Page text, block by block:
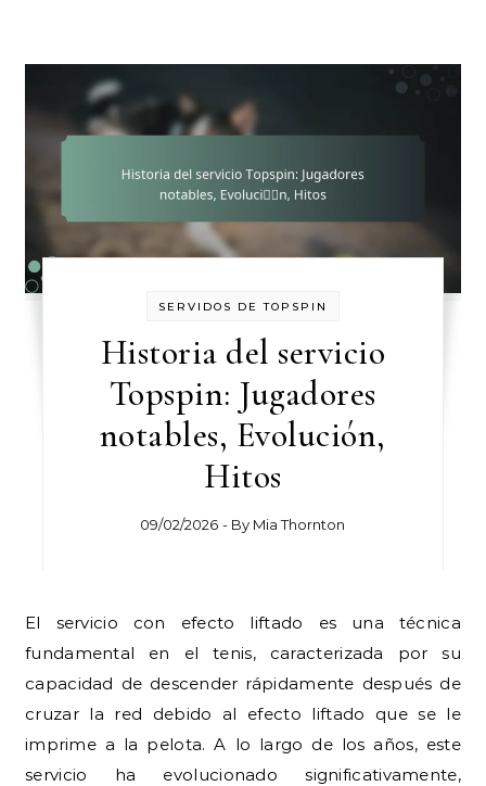
SERVIDOS DE TOPSPIN
Historia del servicio
Topspin: Jugadores
notables, Evolución,
Hitos
09/02/2026 - By Mia Thornton
El servicio con efecto liftado es una técnica
fundamental en el tenis, caracterizada por su
capacidad de descender rápidamente después de
cruzar la red debido al efecto liftado que se le
imprime a la pelota. A lo largo de los años, este
servicio ha evolucionado significativamente,